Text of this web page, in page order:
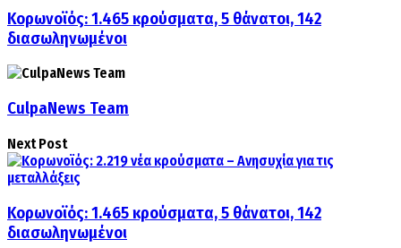
Κορωνοϊός: 1.465 κρούσματα, 5 θάνατοι, 142
διασωληνωμένοι
CulpaNews Team
Next Post
Κορωνοϊός: 1.465 κρούσματα, 5 θάνατοι, 142
διασωληνωμένοι